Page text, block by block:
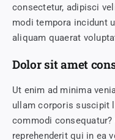
consectetur, adipisci
modi tempora incidunt
aliquam quaerat
Dolor sit amet
Ut enim ad minima
ullam corporis suscipit
commodi consequatur?
reprehenderit qui in ea